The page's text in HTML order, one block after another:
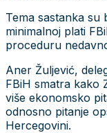
Tema sastanka su
minimalnoj plati
proceduru
Aner Žuljević,
FBiH smatra kako
više ekonomsko
odnosno pitanje
Hercegovini.